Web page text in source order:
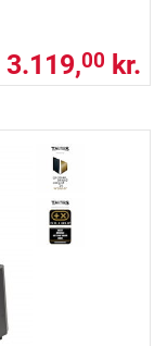
3.119,00 kr.